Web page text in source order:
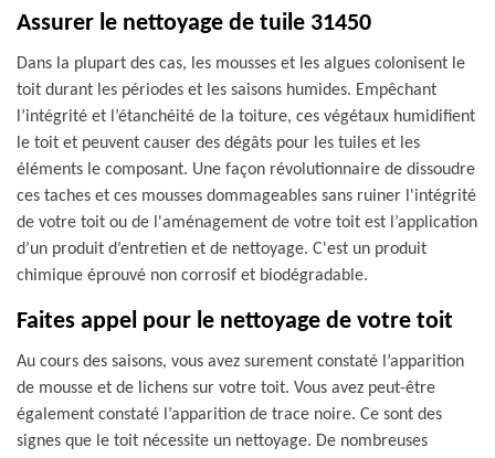
Assurer le nettoyage de tuile 31450
Dans la plupart des cas, les mousses et les algues colonisent le
toit durant les périodes et les saisons humides. Empêchant
l’intégrité et l’étanchéité de la toiture, ces végétaux humidifient
le toit et peuvent causer des dégâts pour les tuiles et les
éléments le composant. Une façon révolutionnaire de dissoudre
ces taches et ces mousses dommageables sans ruiner l'intégrité
de votre toit ou de l'aménagement de votre toit est l’application
d’un produit d’entretien et de nettoyage. C'est un produit
chimique éprouvé non corrosif et biodégradable.
Faites appel pour le nettoyage de votre toit
Au cours des saisons, vous avez surement constaté l’apparition
de mousse et de lichens sur votre toit. Vous avez peut-être
également constaté l’apparition de trace noire. Ce sont des
signes que le toit nécessite un nettoyage. De nombreuses